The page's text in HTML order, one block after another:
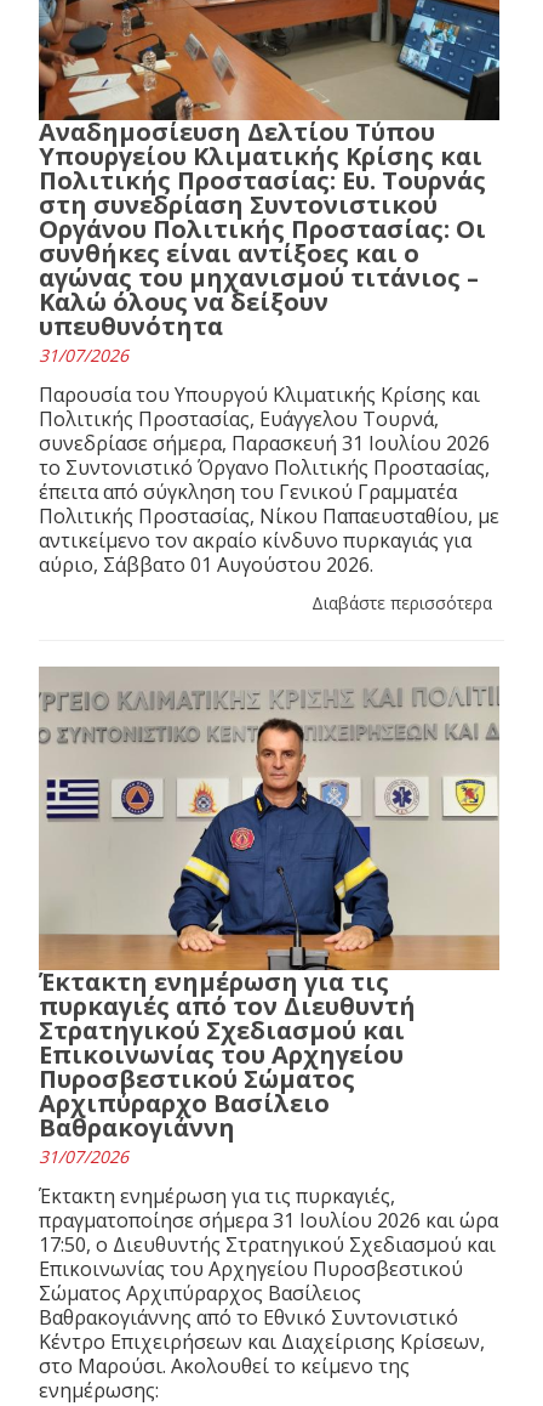
Αναδημοσίευση Δελτίου Τύπου
Υπουργείου Κλιματικής Κρίσης και
Πολιτικής Προστασίας: Ευ. Τουρνάς
στη συνεδρίαση Συντονιστικού
Οργάνου Πολιτικής Προστασίας: Οι
συνθήκες είναι αντίξοες και ο
αγώνας του μηχανισμού τιτάνιος –
Καλώ όλους να δείξουν
υπευθυνότητα
31/07/2026
Παρουσία του Υπουργού Κλιματικής Κρίσης και
Πολιτικής Προστασίας, Ευάγγελου Τουρνά,
συνεδρίασε σήμερα, Παρασκευή 31 Ιουλίου 2026
το Συντονιστικό Όργανο Πολιτικής Προστασίας,
έπειτα από σύγκληση του Γενικού Γραμματέα
Πολιτικής Προστασίας, Νίκου Παπαευσταθίου, με
αντικείμενο τον ακραίο κίνδυνο πυρκαγιάς για
αύριο, Σάββατο 01 Αυγούστου 2026.
Διαβάστε περισσότερα
Έκτακτη ενημέρωση για τις
πυρκαγιές από τον Διευθυντή
Στρατηγικού Σχεδιασμού και
Επικοινωνίας του Αρχηγείου
Πυροσβεστικού Σώματος
Αρχιπύραρχο Βασίλειο
Βαθρακογιάννη
31/07/2026
Έκτακτη ενημέρωση για τις πυρκαγιές,
πραγματοποίησε σήμερα 31 Ιουλίου 2026 και ώρα
17:50, ο Διευθυντής Στρατηγικού Σχεδιασμού και
Επικοινωνίας του Αρχηγείου Πυροσβεστικού
Σώματος Αρχιπύραρχος Βασίλειος
Βαθρακογιάννης από το Εθνικό Συντονιστικό
Κέντρο Επιχειρήσεων και Διαχείρισης Κρίσεων,
στο Μαρούσι. Ακολουθεί το κείμενο της
ενημέρωσης: